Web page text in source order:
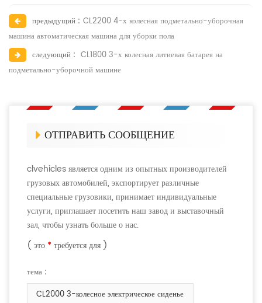
предыдущий : CL2200 4-х колесная подметально-уборочная
машина автоматическая машина для уборки пола
следующий : CL1800 3-х колесная литиевая батарея на
подметально-уборочной машине
ОТПРАВИТЬ СООБЩЕНИЕ
clvehicles является одним из опытных производителей
грузовых автомобилей, экспортирует различные
специальные грузовики, принимает индивидуальные
услуги, приглашает посетить наш завод и выставочный
зал, чтобы узнать больше о нас.
( это * требуется для )
тема :
CL2000 3-колесное электрическое сиденье